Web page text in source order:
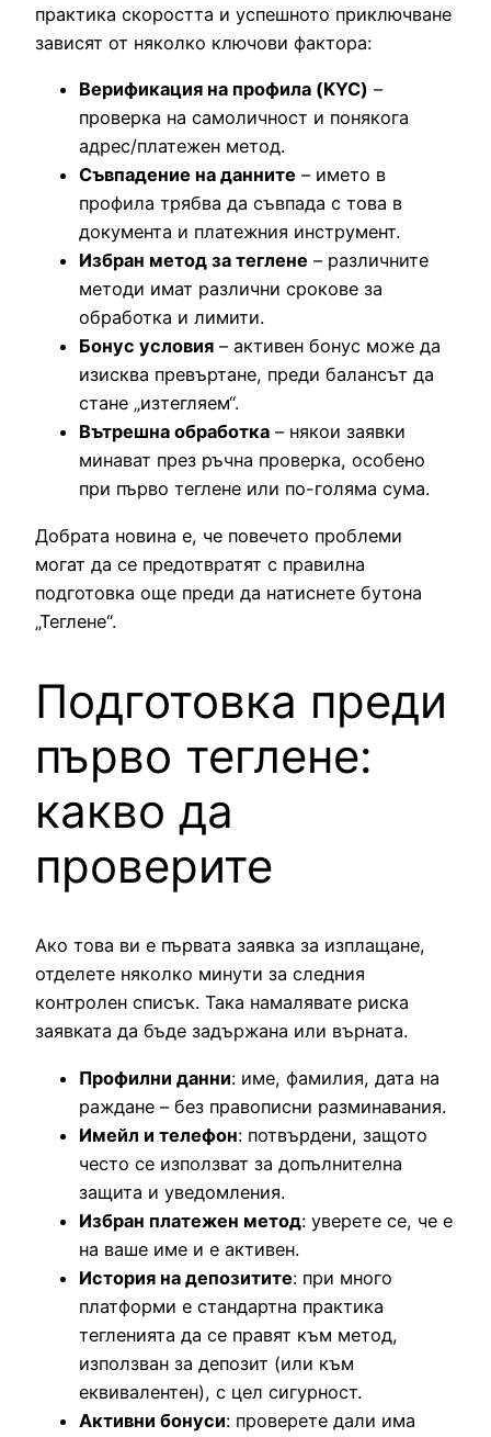
практика скоростта и успешното приключване
зависят от няколко ключови фактора:
Верификация на профила (KYC) –
проверка на самоличност и понякога
адрес/платежен метод.
Съвпадение на данните – името в
профила трябва да съвпада с това в
документа и платежния инструмент.
Избран метод за теглене – различните
методи имат различни срокове за
обработка и лимити.
Бонус условия – активен бонус може да
изисква превъртане, преди балансът да
стане „изтегляем“.
Вътрешна обработка – някои заявки
минават през ръчна проверка, особено
при първо теглене или по-голяма сума.
Добрата новина е, че повечето проблеми
могат да се предотвратят с правилна
подготовка още преди да натиснете бутона
„Теглене“.
Подготовка преди
първо теглене:
какво да
проверите
Ако това ви е първата заявка за изплащане,
отделете няколко минути за следния
контролен списък. Така намалявате риска
заявката да бъде задържана или върната.
Профилни данни: име, фамилия, дата на
раждане – без правописни разминавания.
Имейл и телефон: потвърдени, защото
често се използват за допълнителна
защита и уведомления.
Избран платежен метод: уверете се, че е
на ваше име и е активен.
История на депозитите: при много
платформи е стандартна практика
тегленията да се правят към метод,
използван за депозит (или към
еквивалентен), с цел сигурност.
Активни бонуси: проверете дали има